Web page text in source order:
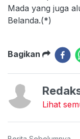
Mada yang juga
Belanda.(*)
Bagikan
Lihat